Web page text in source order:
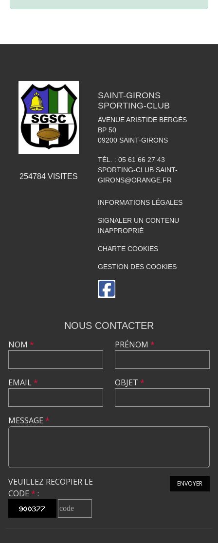
254784 VISITES
SAINT-GIRONS
SPORTING-CLUB
AVENUE ARISTIDE BERGÈS
BP 50
09200 SAINT-GIRONS
TÉL. : 05 61 66 27 43
SPORTING-CLUB.SAINT-
GIRONS@ORANGE.FR
INFORMATIONS LÉGALES
SIGNALER UN CONTENU
INAPPROPRIÉ
CHARTE COOKIES
GESTION DES COOKIES
NOUS CONTACTER
NOM *
EMAIL*
PRÉNOM *
OBJET *
MESSAGE *
VEUILLEZ RECOPIER LE
CODE * :
ENVOYER